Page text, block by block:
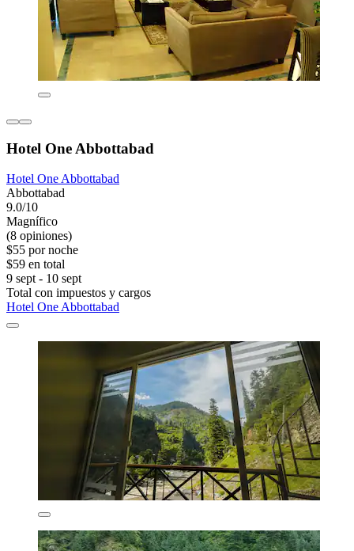
Hotel One Abbottabad
Hotel One Abbottabad
Abbottabad
9.0/10
Magnífico
(8 opiniones)
$55 por noche
$59 en total
9 sept - 10 sept
Total con impuestos y cargos
Hotel One Abbottabad